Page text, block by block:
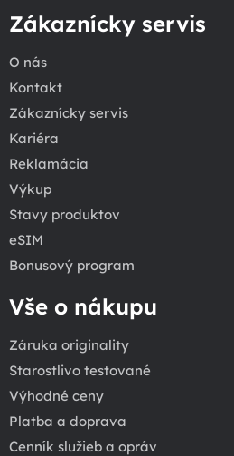
Zákaznícky servis
O nás
Kontakt
Zákaznícky servis
Kariéra
Reklamácia
Výkup
Stavy produktov
eSIM
Bonusový program
Vše o nákupu
Záruka originality
Starostlivo testované
Výhodné ceny
Platba a doprava
Cenník služieb a opráv